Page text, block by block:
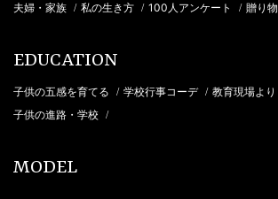
夫婦・家族 / 私の生き方 / 100人アンケート / 贈り物
EDUCATION
子供の五感を育てる / 学校行事コーデ / 教育現場より
子供の進路・学校 /
MODEL